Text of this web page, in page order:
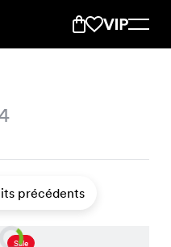
précédents
Sale